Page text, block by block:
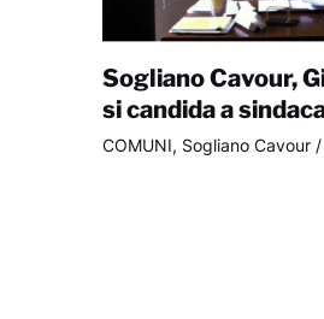
Sogliano Cavour,
si candida a
COMUNI, Sogliano Cavour/